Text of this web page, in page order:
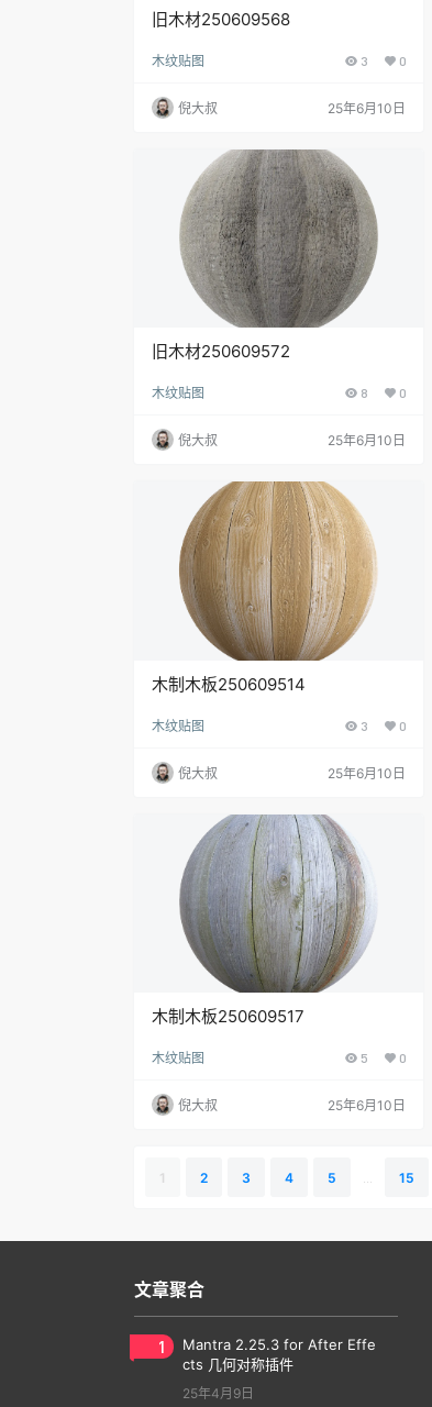
旧木材250609568
木纹贴图 3 0
倪大叔 25年6月10日
旧木材250609572
木纹贴图 8 0
倪大叔 25年6月10日
木制木板250609514
木纹贴图 3 0
倪大叔 25年6月10日
木制木板250609517
木纹贴图 5 0
倪大叔 25年6月10日
1 2 3 4 5 15
文章聚合
1
Mantra 2.25.3 for After Effe
cts 几何对称插件
25年4月9日